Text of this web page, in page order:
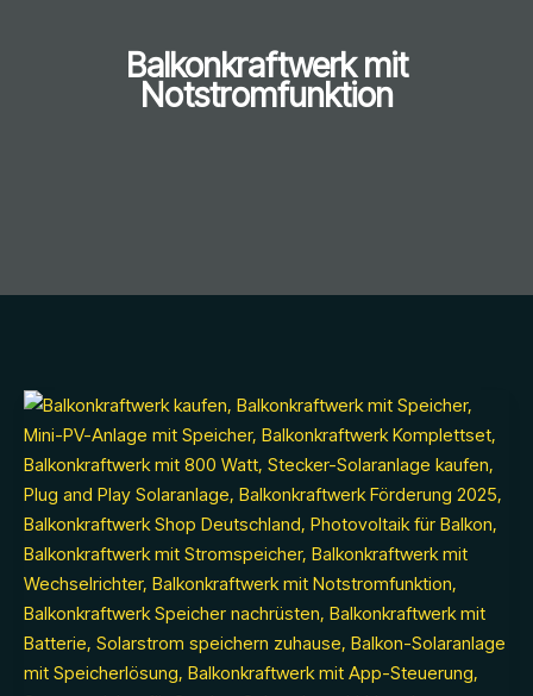
Balkonkraftwerk mit
Notstromfunktion